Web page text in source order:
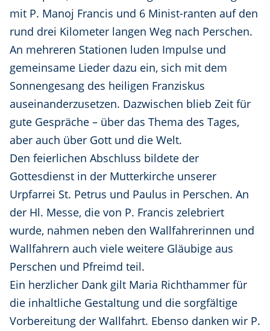
mit P. Manoj Francis und 6 Minist-ranten auf den
rund drei Kilometer langen Weg nach Perschen.
An mehreren Stationen luden Impulse und
gemeinsame Lieder dazu ein, sich mit dem
Sonnengesang des heiligen Franziskus
auseinanderzusetzen. Dazwischen blieb Zeit für
gute Gespräche – über das Thema des Tages,
aber auch über Gott und die Welt.
Den feierlichen Abschluss bildete der
Gottesdienst in der Mutterkirche unserer
Urpfarrei St. Petrus und Paulus in Perschen. An
der Hl. Messe, die von P. Francis zelebriert
wurde, nahmen neben den Wallfahrerinnen und
Wallfahrern auch viele weitere Gläubige aus
Perschen und Pfreimd teil.
Ein herzlicher Dank gilt Maria Richthammer für
die inhaltliche Gestaltung und die sorgfältige
Vorbereitung der Wallfahrt. Ebenso danken wir P.